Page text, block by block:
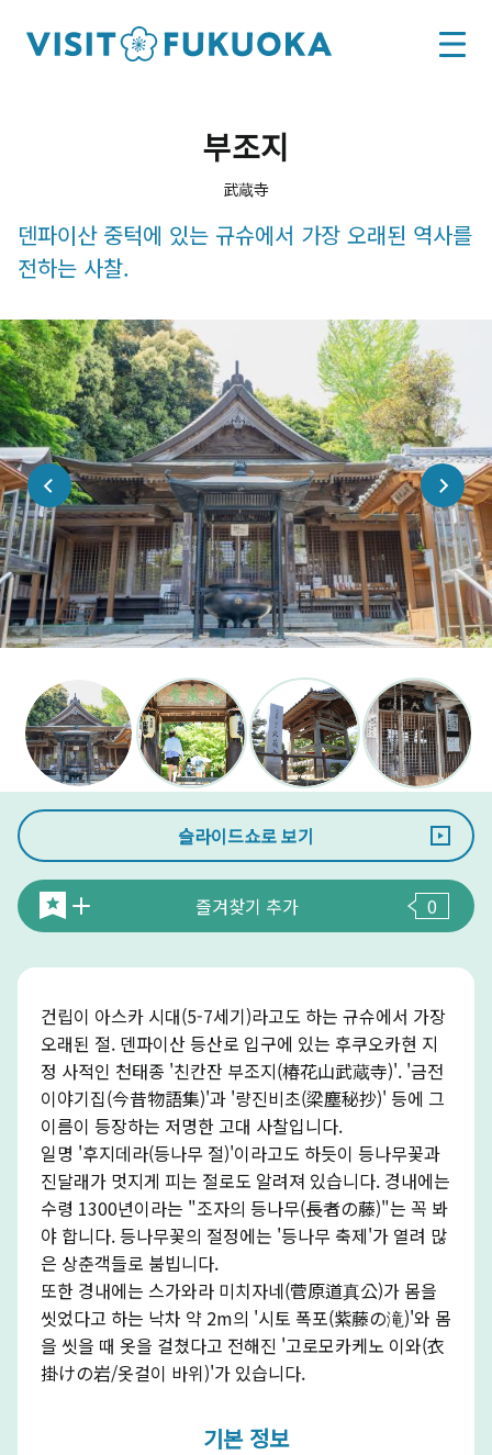
부조지
武蔵寺
덴파이산 중턱에 있는 규슈에서 가장 오래된 역사를
전하는 사찰.
슬라이드쇼로 보기
즐겨찾기 추가 0
건립이 아스카 시대(5-7세기)라고도 하는 규슈에서 가장
오래된 절. 덴파이산 등산로 입구에 있는 후쿠오카현 지
정 사적인 천태종 '친칸잔 부조지(椿花山武蔵寺)'. '금전
이야기집(今昔物語集)'과 '량진비초(梁塵秘抄)' 등에 그
이름이 등장하는 저명한 고대 사찰입니다.
일명 '후지데라(등나무 절)'이라고도 하듯이 등나무꽃과
진달래가 멋지게 피는 절로도 알려져 있습니다. 경내에는
수령 1300년이라는 "조자의 등나무(長者の藤)"는 꼭 봐
야 합니다. 등나무꽃의 절정에는 '등나무 축제'가 열려 많
은 상춘객들로 붐빕니다.
또한 경내에는 스가와라 미치자네(菅原道真公)가 몸을
씻었다고 하는 낙차 약 2m의 '시토 폭포(紫藤の滝)'와 몸
을 씻을 때 옷을 걸쳤다고 전해진 '고로모카케노 이와(衣
掛けの岩/옷걸이 바위)'가 있습니다.
기본 정보